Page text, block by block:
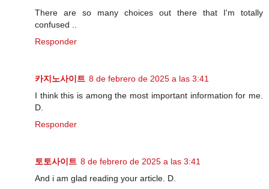
There are so many choices out there that I'm totally
confused ..
Responder
카지노사이트 8 de febrero de 2025 a las 3:41
I think this is among the most important information for me.
D.
Responder
토토사이트 8 de febrero de 2025 a las 3:41
And i am glad reading your article. D.